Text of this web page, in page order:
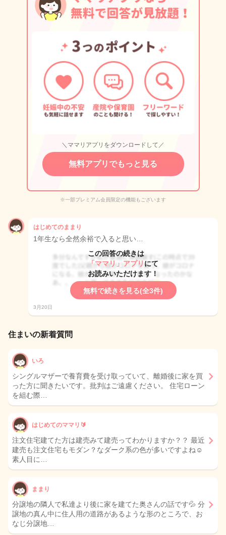
＼ママリアプリをダウンロードして／
無料アプリでもっと見る
※一部プレミアム会員限定の機能もございます
はじめてのままり
1年生なら全然余裕で入ると思い…
この回答の続きは
「ママリ」アプリ にて
お読みいただけます！
無料で続きを見る(全3件)
3月20日
住まいの新着質問
いろ
シングルマザーで養育費を受け取っていて、離婚後に家を買
った方に聞きたいです。批判はご遠慮ください。 住宅ローン
を組む際…
はじめてのママリ🔰
注文住宅建てた方は建売みて建売ってわかりますか？？ 最近
建売も注文住宅もモダン？なダーク系の色が多いですよね☺️
素人目に…
ままり
分譲地の隣人で私達より後に家を建てた奥さんの話です💦 分
譲地の真ん中に住人用の道路があるような形のところで、お
なじ分譲地…